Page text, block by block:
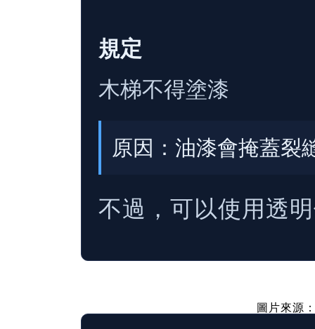
規定
木梯不得塗漆
原因：油漆會掩蓋裂
不過，可以使用透
圖片來源